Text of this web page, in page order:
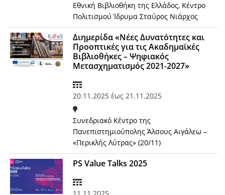
Εθνική Βιβλιοθήκη της Ελλάδος, Κέντρο
Πολιτισμού Ίδρυμα Σταύρος Νιάρχος
Διημερίδα «Νέες Δυνατότητες και
Προοπτικές για τις Ακαδημαϊκές
Βιβλιοθήκες – Ψηφιακός
Μετασχηματισμός 2021-2027»
20.11.2025 έως 21.11.2025
Συνεδριακό Κέντρο της
Πανεπιστημιούπολης Άλσους Αιγάλεω –
«Περικλής Λύτρας» (20/11)
PS Value Talks 2025